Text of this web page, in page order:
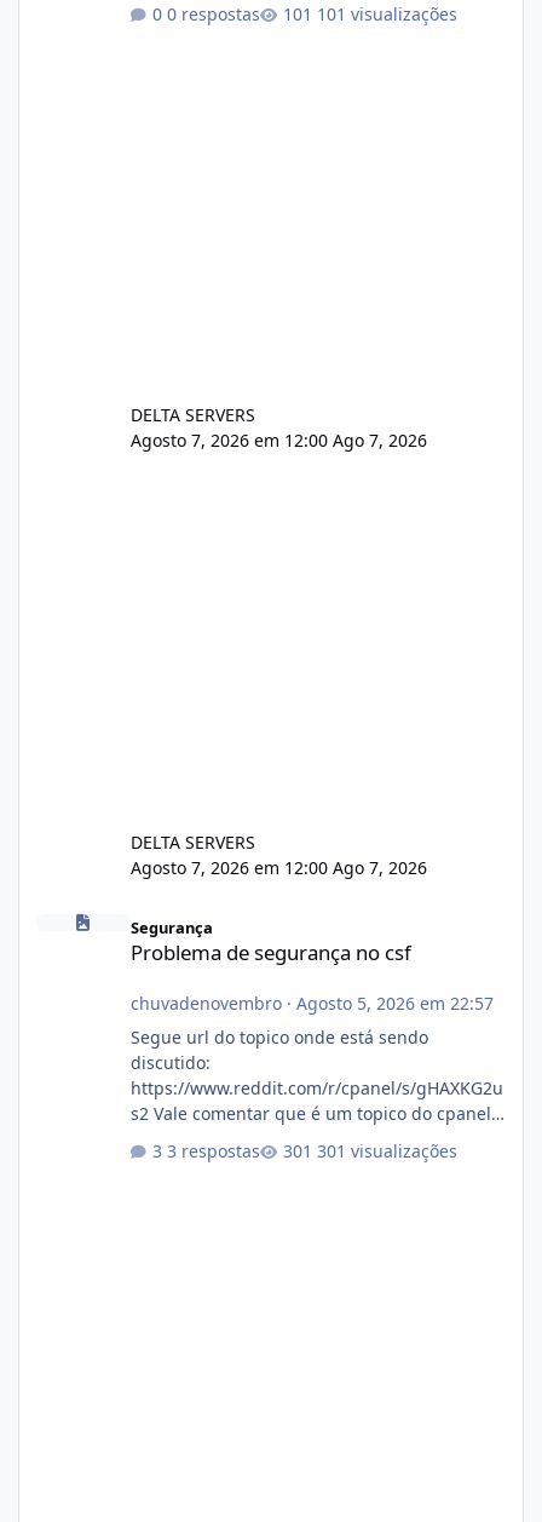
xjx23zz5f Criamos uma breve explicação:
0 respostas 101 visualizações
DELTA SERVERS
Agosto 7, 2026 em 12:00 Ago 7, 2026
DELTA SERVERS
Agosto 7, 2026 em 12:00 Ago 7, 2026
Segurança
Problema de segurança no csf
chuvadenovembro· Agosto 5, 2026 em 22:57
Segue url do topico onde está sendo
discutido:
https://www.reddit.com/r/cpanel/s/gHAXKG2u
s2 Vale comentar que é um topico do cpanel...
3 respostas 301 visualizações